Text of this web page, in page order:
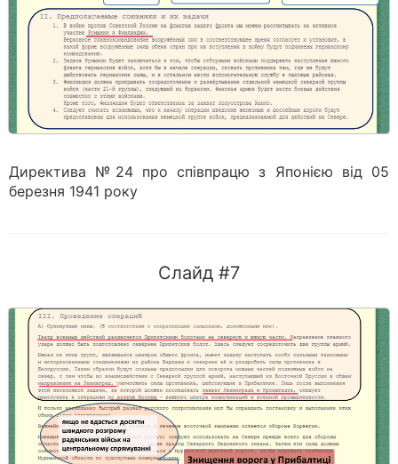
Директива №24 про співпрацю з Японією від 05
березня 1941 року
Слайд #7